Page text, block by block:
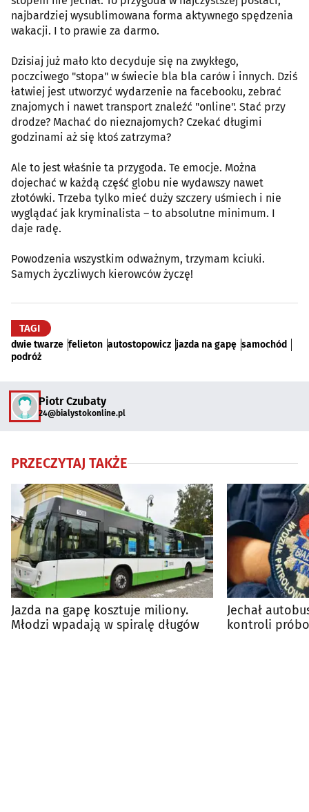
najbardziej wysublimowana forma aktywnego spędzenia
wakacji. I to prawie za darmo.
Dzisiaj już mało kto decyduje się na zwykłego,
poczciwego "stopa" w świecie bla bla carów i innych. Dziś
łatwiej jest utworzyć wydarzenie na facebooku, zebrać
znajomych i nawet transport znaleźć "online". Stać przy
drodze? Machać do nieznajomych? Czekać długimi
godzinami aż się ktoś zatrzyma?
Ale to jest właśnie ta przygoda. Te emocje. Można
dojechać w każdą część globu nie wydawszy nawet
złotówki. Trzeba tylko mieć duży szczery uśmiech i nie
wyglądać jak kryminalista – to absolutne minimum. I
daje radę.
Powodzenia wszystkim odważnym, trzymam kciuki.
Samych życzliwych kierowców życzę!
TAGI
dwie twarze felieton autostopowicz jazda na gapę samochód
podróż
Piotr Czubaty
24@bialystokonline.pl
PRZECZYTAJ TAKŻE
Jazda na gapę kosztuje miliony.
Młodzi wpadają w spiralę długów
Jechał
kontroli